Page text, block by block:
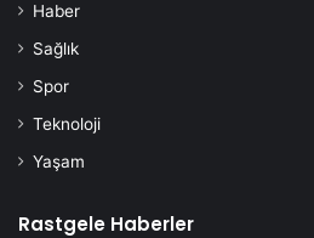
Haber
Sağlık
Spor
Teknoloji
Yaşam
Rastgele Haberler